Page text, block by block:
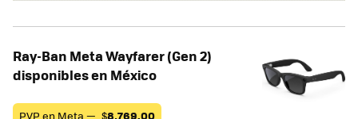
Ray-Ban Meta Wayfarer (Gen 2)
disponibles en México
PVP en Meta — $8,769.00